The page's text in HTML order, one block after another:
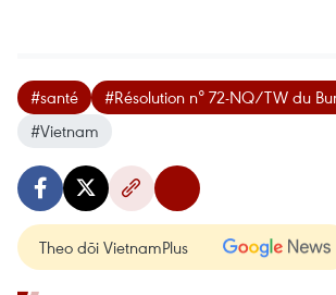
#santé
#Résolution n° 72-NQ/TW du
#Vietnam
Theo dõi VietnamPlus